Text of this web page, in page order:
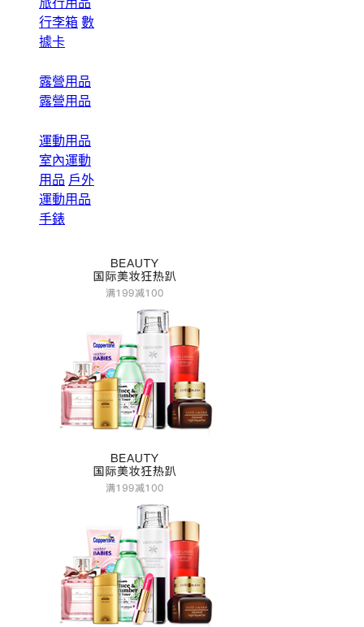
行李箱 數
據卡
露營用品
露營用品
運動用品
室內運動
用品 戶外
運動用品
手錶